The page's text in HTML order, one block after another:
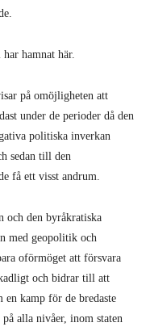
hamnat här.
på omöjligheten att
under de perioder då den
politiska inverkan
sedan till den
få ett visst andrum.
och den byråkratiska
med geopolitik och
oförmöget att försvara
och bidrar till att
en kamp för de bredaste
alla nivåer, inom staten